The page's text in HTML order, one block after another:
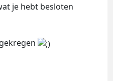
je hebt besloten